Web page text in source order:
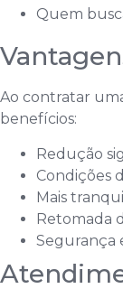
Quem
Ao contratar
benefícios:
Redução
Condições
Mais
Retomada
Segurança